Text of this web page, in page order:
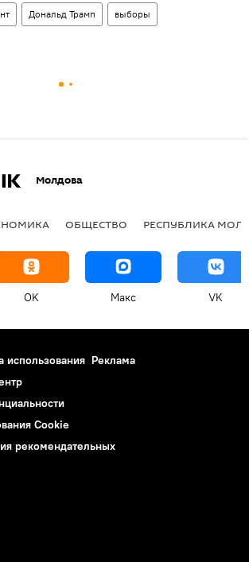
Дональд Трамп выборы
Молдова
ОБЩЕСТВО РЕСПУБЛИКА
OK Макс VK
использования Реклама
Cookie
рекомендательных